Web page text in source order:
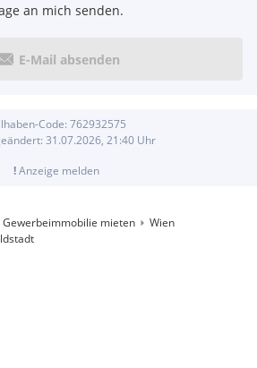
an mich senden.
E-Mail absenden
Code: 762932575
31.07.2026, 21:40Uhr
!Anzeige melden
Gewerbeimmobilie mieten
Wien